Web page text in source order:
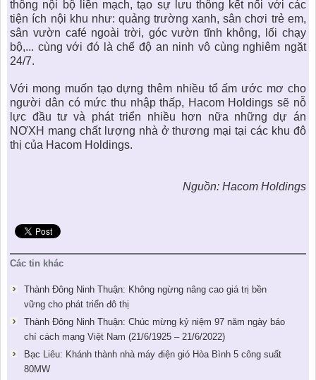
thông nội bộ liền mạch, tạo sự lưu thông kết nối với các
tiện ích nội khu như: quảng trường xanh, sân chơi trẻ em,
sân vườn café ngoài trời, góc vườn tĩnh không, lối chạy
bộ,... cùng với đó là chế độ an ninh vô cùng nghiêm ngặt
24/7.
Với mong muốn tạo dựng thêm nhiều tổ ấm ước mơ cho
người dân có mức thu nhập thấp, Hacom Holdings sẽ nỗ
lực đầu tư và phát triển nhiều hơn nữa nhữngdự án
NƠXH mang chất lượng nhà ở thương mại tại các khu đô
thị của Hacom Holdings.
Nguồn: Hacom Holdings
Các tin khác
Thành Đông Ninh Thuận: Không ngừng nâng cao giá trị bền
vững cho phát triển đô thị
Thành Đông Ninh Thuận: Chúc mừng kỷ niệm 97 năm ngày báo
chí cách mạng Việt Nam (21/6/1925 – 21/6/2022)
Bạc Liêu: Khánh thành nhà máy điện gió Hòa Bình 5 công suất
80MW